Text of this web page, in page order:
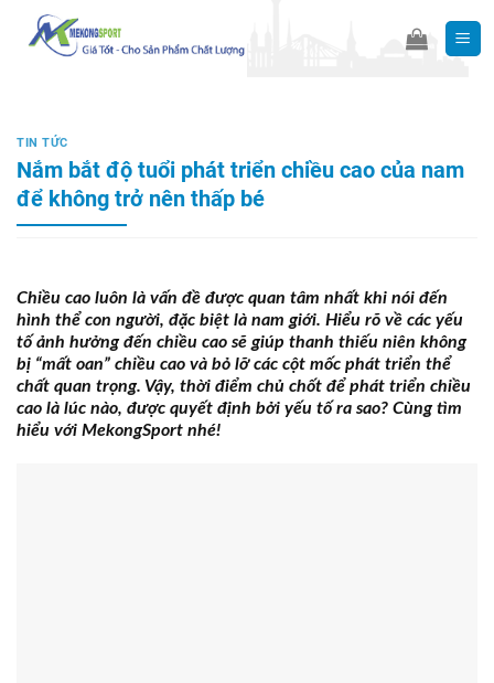
content
TIN TỨC
Nắm bắt độ tuổi phát triển chiều cao của nam
để không trở nên thấp bé
Chiều cao luôn là vấn đề được quan tâm nhất khi nói đến
hình thể con người, đặc biệt là nam giới. Hiểu rõ về các yếu
tố ảnh hưởng đến chiều cao sẽ giúp thanh thiếu niên không
bị “mất oan” chiều cao và bỏ lỡ các cột mốc phát triển thể
chất quan trọng. Vậy, thời điểm chủ chốt để phát triển chiều
cao là lúc nào, được quyết định bởi yếu tố ra sao? Cùng tìm
hiểu với MekongSport nhé!